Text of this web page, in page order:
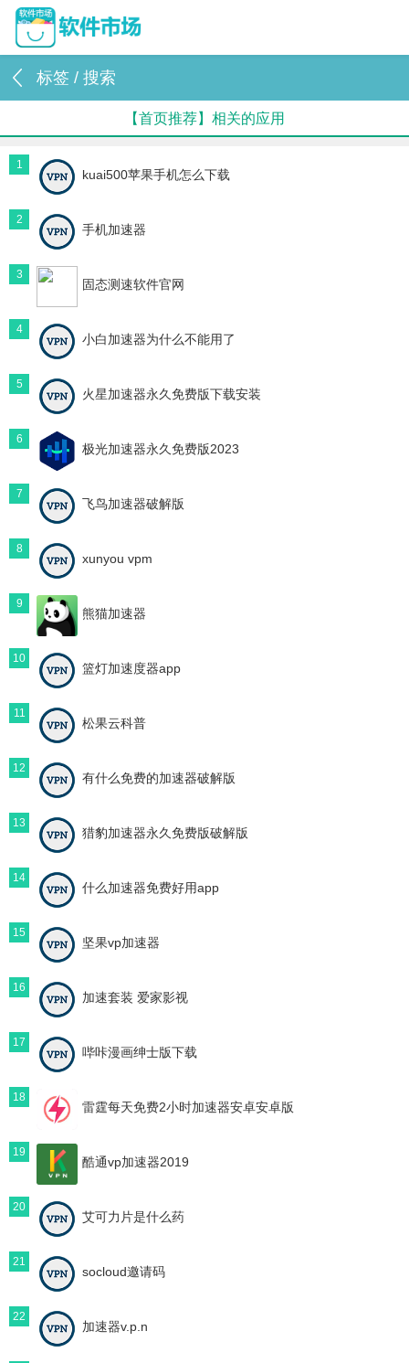
标签 / 搜索
【首页推荐】相关的应用
1
kuai500苹果手机怎么下载
2
手机加速器
3
固态测速软件官网
4
小白加速器为什么不能用了
5
火星加速器永久免费版下载安装
6
极光加速器永久免费版2023
7
飞鸟加速器破解版
8
xunyou vpm
9
熊猫加速器
10
篮灯加速度器app
11
松果云科普
12
有什么免费的加速器破解版
13
猎豹加速器永久免费版破解版
14
什么加速器免费好用app
15
坚果vp加速器
16
加速套装 爱家影视
17
哔咔漫画绅士版下载
18
雷霆每天免费2小时加速器安卓安卓版
19
酷通vp加速器2019
20
艾可力片是什么药
21
socloud邀请码
22
加速器v.p.n